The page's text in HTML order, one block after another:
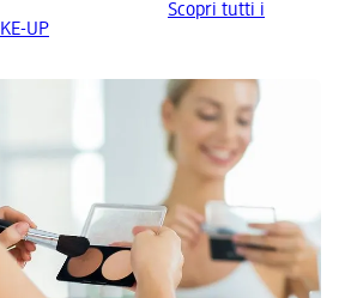
Scopri tutti i
UP